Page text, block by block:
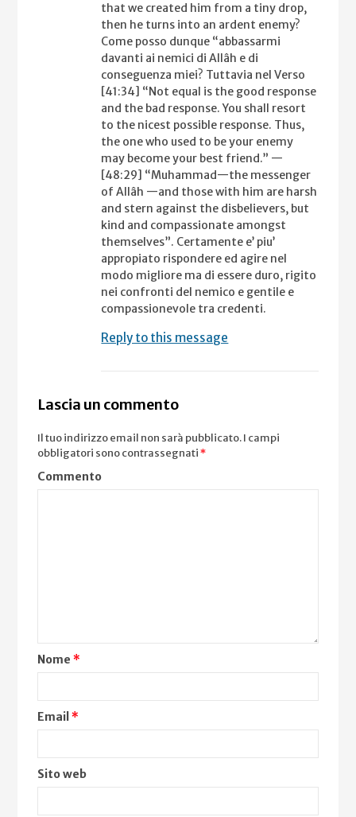
that we created him from a tiny drop,
then he turns into an ardent enemy?
Come posso dunque “abbassarmi
davanti ai nemici di Allâh e di
conseguenza miei? Tuttavia nel Verso
[41:34] “Not equal is the good response
and the bad response. You shall resort
to the nicest possible response. Thus,
the one who used to be your enemy
may become your best friend.” —
[48:29] “Muhammad—the messenger
of Allâh —and those with him are harsh
and stern against the disbelievers, but
kind and compassionate amongst
themselves”. Certamente e’ piu’
appropiato rispondere ed agire nel
modo migliore ma di essere duro, rigito
nei confronti del nemico e gentile e
compassionevole tra credenti.
Reply to this message
Lascia un commento
Il tuo indirizzo email non sarà pubblicato.I campi
obbligatori sono contrassegnati*
Commento
Nome*
Email*
Sito web